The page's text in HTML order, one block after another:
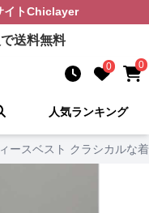
トChiclayer
送料無料
0 0
人気ランキング
ースベスト クラシカルな